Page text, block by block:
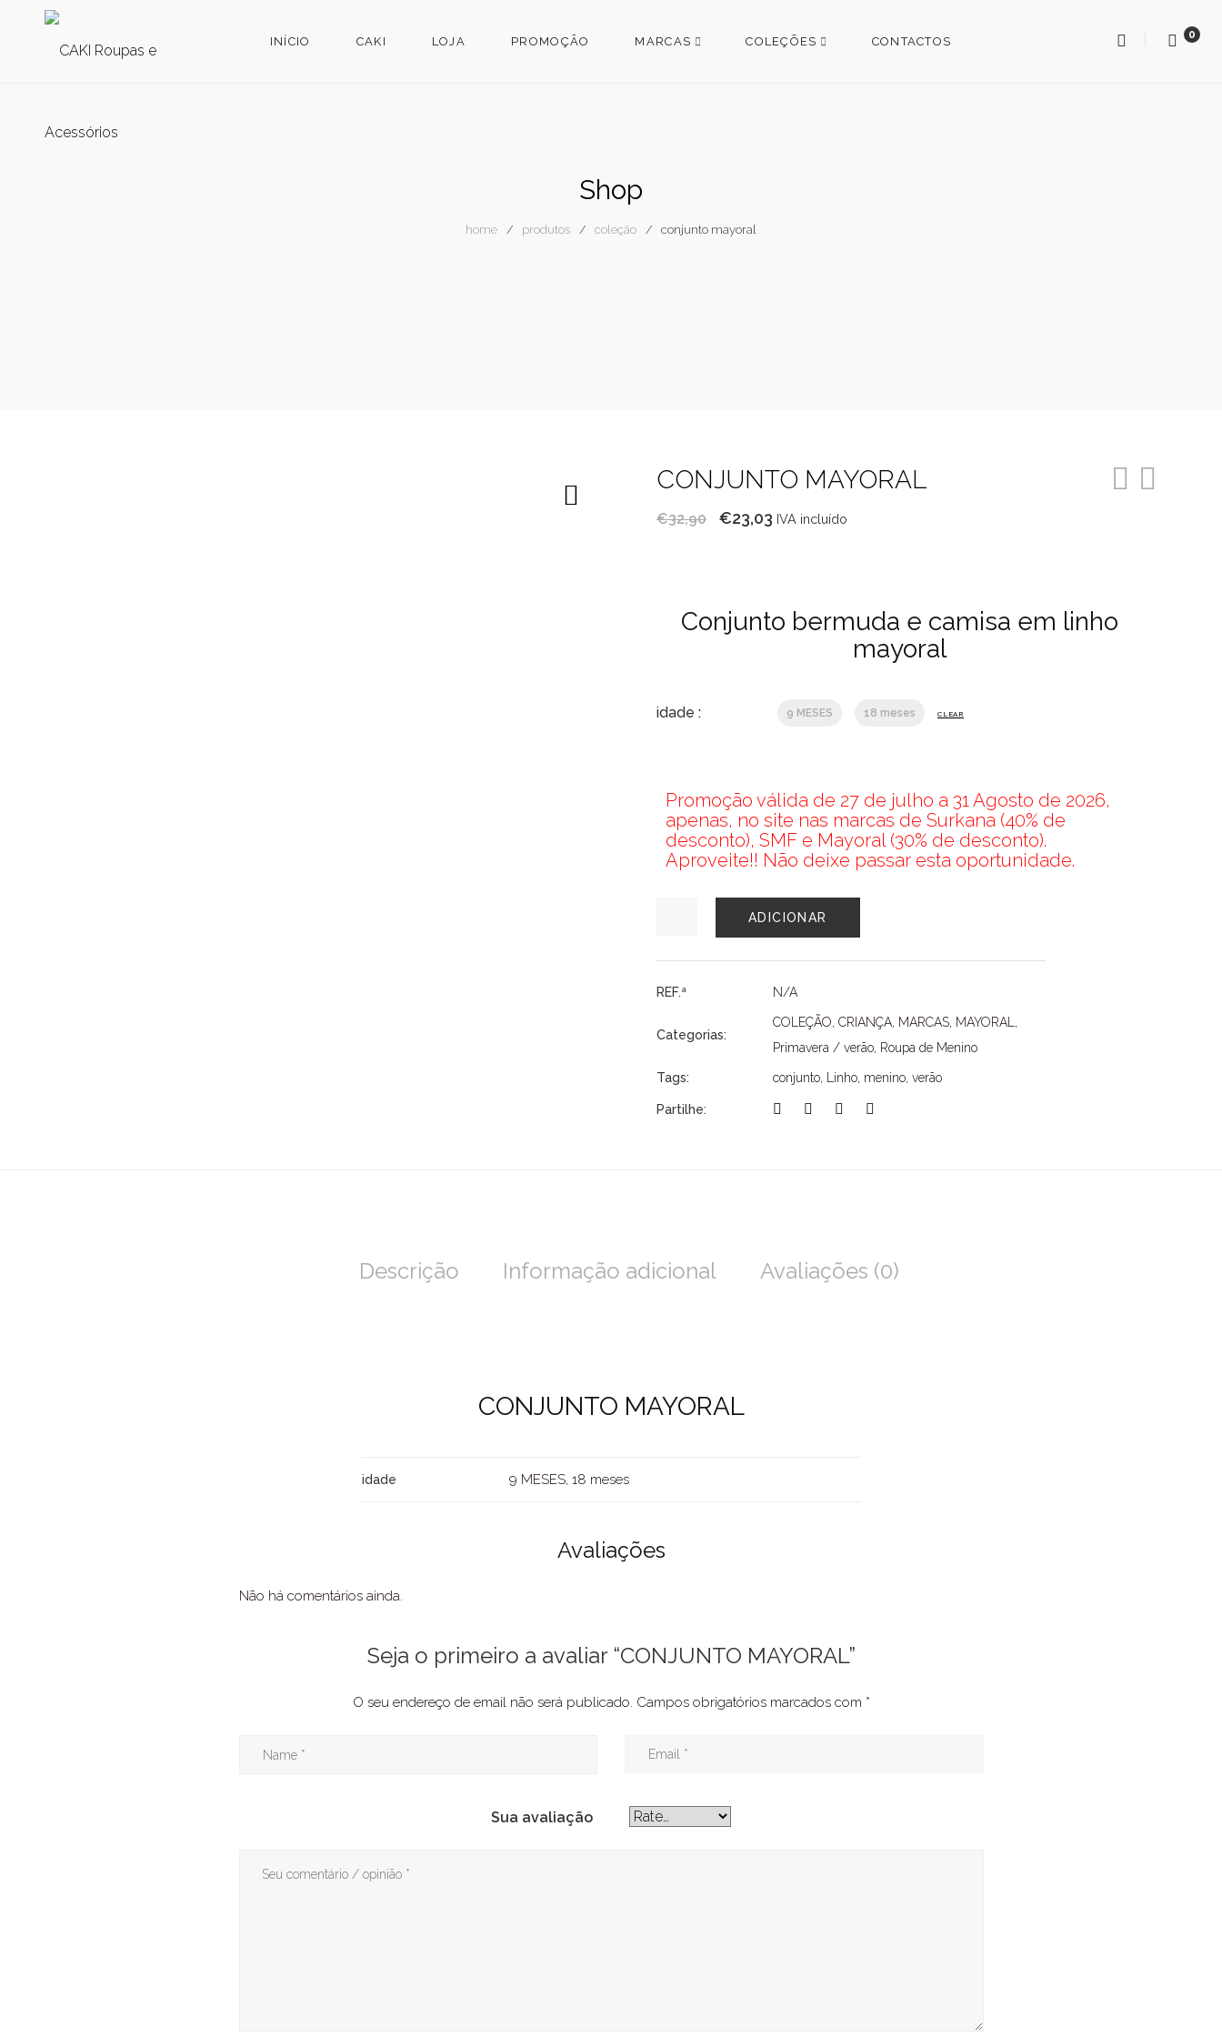
INÍCIO CAKI LOJA PROMOÇÃO MARCAS COLEÇÕES CONTACTOS 0
Shop
home produtos coleção conjunto mayoral
CONJUNTO MAYORAL
€32,90
O
€32,90.
€23,03O
€23,03.
IVA incluído
Conjunto bermuda e camisa em linho
mayoral
idade : 9 MESES 18 meses CLEAR
Promoção válida de 27 de julho a 31 Agosto de 2026,
apenas, no site nas marcas de Surkana (40% de
desconto), SMF e Mayoral (30% de desconto).
Aproveite!! Não deixe passar esta oportunidade.
MAYORAL
ADICIONAR
REF.ª N/A
Categorias:
COLEÇÃO, CRIANÇA, MARCAS, MAYORAL ,
Primavera / verão, Roupa de Menino
Tags: conjunto, Linho, menino, verão
Partilhe:
Descrição Informação adicional Avaliações (0)
CONJUNTO MAYORAL
idade 9 MESES, 18 meses
Avaliações
Não há comentários ainda.
Seja o primeiro a avaliar “CONJUNTO MAYORAL”
O seu endereço de email não será publicado. Campos obrigatórios marcados com *
Sua avaliação